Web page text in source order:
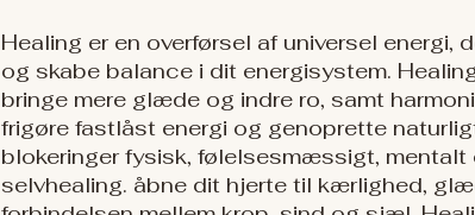
Healing er en overførsel af universel
og skabe balance i dit energisystem.
bringe mere glæde og indre ro, samt
frigøre fastlåst energi og genoprette
blokeringer fysisk, følelsesmæssigt,
selvhealing. åbne dit hjerte til kærlighed,